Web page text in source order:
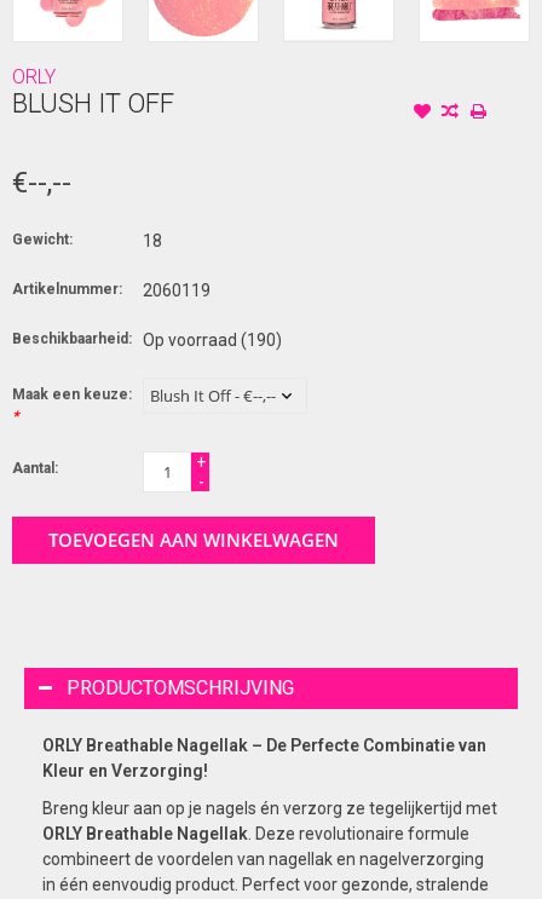
ORLY
BLUSH IT OFF
€--,--
Gewicht: 18
Artikelnummer: 2060119
Beschikbaarheid: Op voorraad (190)
Maak een keuze:
*
Aantal:
+
-
TOEVOEGEN AAN WINKELWAGEN
PRODUCTOMSCHRIJVING
ORLY Breathable Nagellak – De Perfecte Combinatie van
Kleur en Verzorging!
Breng kleur aan op je nagels én verzorg ze tegelijkertijd met
ORLY Breathable Nagellak . Deze revolutionaire formule
combineert de voordelen van nagellak en nagelverzorging
in één eenvoudig product. Perfect voor gezonde, stralende